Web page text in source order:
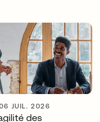
JUIL. 2026
des